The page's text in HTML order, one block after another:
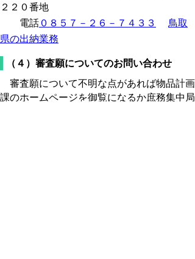
２２０番地
電話０８５７－２６－７４３３
鳥取
県の出納業務
（４）審査願についてのお問い合わせ
審査願について不明な点があれば物品計画
課のホームページを御覧になるか庶務集中局